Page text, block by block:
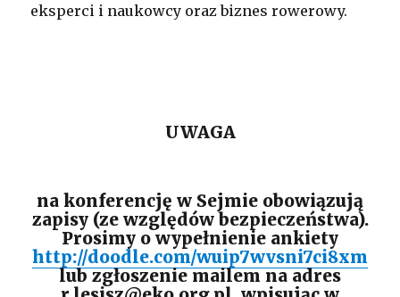
eksperci i naukowcy oraz biznes rowerowy.
UWAGA
na konferencję w Sejmie obowiązują
zapisy (ze względów bezpieczeństwa).
Prosimy o wypełnienie ankiety
http://doodle.com/wuip7wvsni7ci8xm
lub zgłoszenie mailem na adres